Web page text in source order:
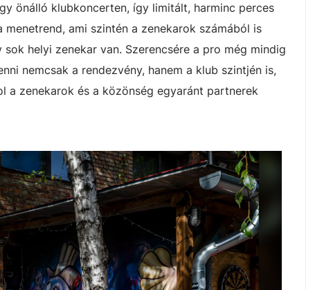
önálló klubkoncerten, így limitált, harminc perces
ami szintén a zenekarok számából is
helyi zenekar van. Szerencsére a pro még mindig
nemcsak a rendezvény, hanem a klub szintjén is,
a zenekarok és a közönség egyaránt partnerek